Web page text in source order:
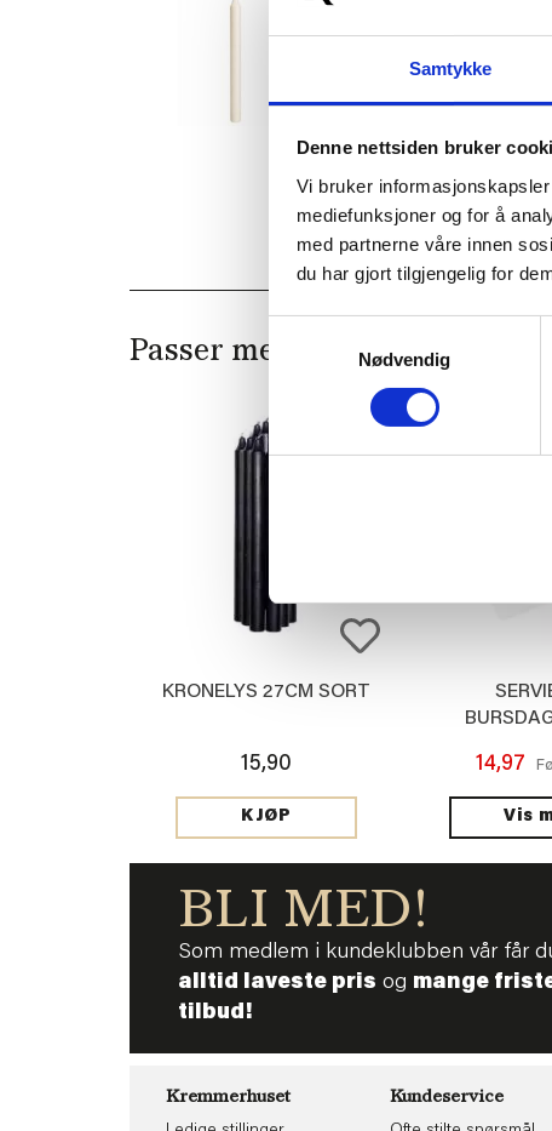
Samtykke
Denne nettsiden bruker
Vi bruker
mediefunksjoner og for å
med partnerne våre innen
du har gjort tilgjengelig for
Nødvendig
Passer med
KRONELYS 27CM SORT
15,90
KJØP
14,97
Vis
BLI MED!
Som medlem i kundeklubben vår får
alltid laveste pris og mange
tilbud!
Kremmerhuset
Kundeservice